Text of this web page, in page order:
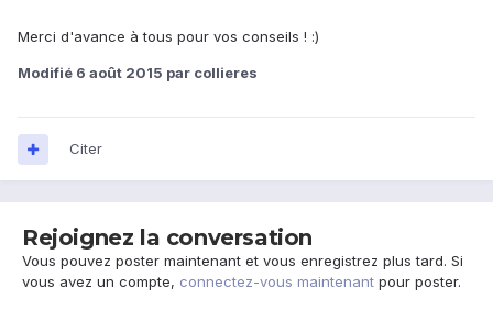
Merci d'avance à tous pour vos conseils ! :)
Modifié 6 août 2015 par collieres
Citer
Rejoignez la conversation
Vous pouvez poster maintenant et vous enregistrez plus tard. Si
vous avez un compte, connectez-vous maintenant pour poster.